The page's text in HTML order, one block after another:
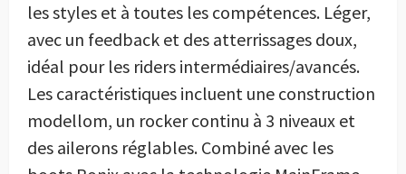
les styles et à toutes les compétences. Léger,
avec un feedback et des atterrissages doux,
idéal pour les riders intermédiaires/avancés.
Les caractéristiques incluent une construction
modellom, un rocker continu à 3 niveaux et
des ailerons réglables. Combiné avec les